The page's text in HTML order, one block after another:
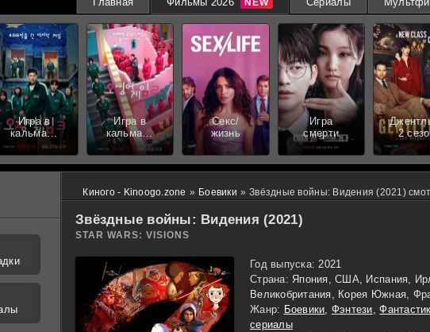
Игра в
кальмара
3 сезон
Игра в
кальмара
2 сезон
Секс/
жизнь
Игра
смерти
2
Киного - Kinoogo.zone » Боевики » Звёздные войны: Видения (2021)
Звёздные войны: Видения (2021)
STAR WARS: VISIONS
Год выпуска: 2021
Страна: Япония, США, Испания,
Великобритания, Корея Южная,
Жанр: Боевики, Фэнтези,
сериалы